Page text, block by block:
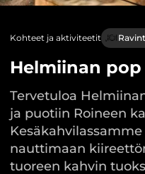
Kohteet ja aktiviteetit
Helmiinan
Tervetuloa
ja puotiin Roineen
nauttimaan
tuoreen kahvin